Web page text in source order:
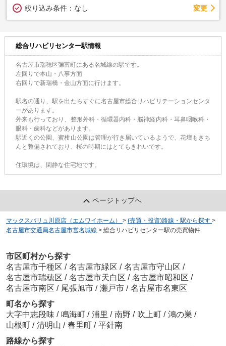
絞り込み条件： なし 変更
総合リハビリセンター駅情報
名古屋市瑞穂区彌富町にある名城線の駅です。
左回りで本山・八事方面
右回りで新瑞橋・金山方面に行けます。
駅名の通り、駅を出たらすぐに名古屋市総合リハビリテーションセンタ
ーがあります。
外来も行っており、整形外科・循環器内科・脳神経内科・耳鼻咽喉科・
眼科・歯科などがあります。
駅近くの公園、蜜柑山公園は管理が行き届いているようで、花壇もきち
んと整備されており、桜の時期にはとてもきれいです。
住環境は、閑静な住宅地です。
ページトップへ
マックスバリュ川原店（エムワイホーム） > (売買・投資)路線・駅から探す >
名古屋市交通局名古屋市営名城線 > 総合リハビリセンター駅の売買物件
市区町村から探す
名古屋市千種区 / 名古屋市緑区 / 名古屋市守山区 /
名古屋市瑞穂区 / 名古屋市天白区 / 名古屋市昭和区 /
名古屋市南区 / 尾張旭市 / 瀬戸市 / 名古屋市名東区
町名から探す
大字中志段味 / 鳴海町 / 浦里 / 南野 / 吹上町 / 鴻の巣 /
山根町 / 清明山 / 春里町 / 平針南
路線から探す